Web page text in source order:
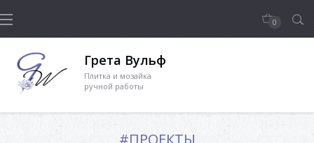
0
Грета Вульф
Плитка и мозайка
ручной работы
#ПРОЕКТЫ